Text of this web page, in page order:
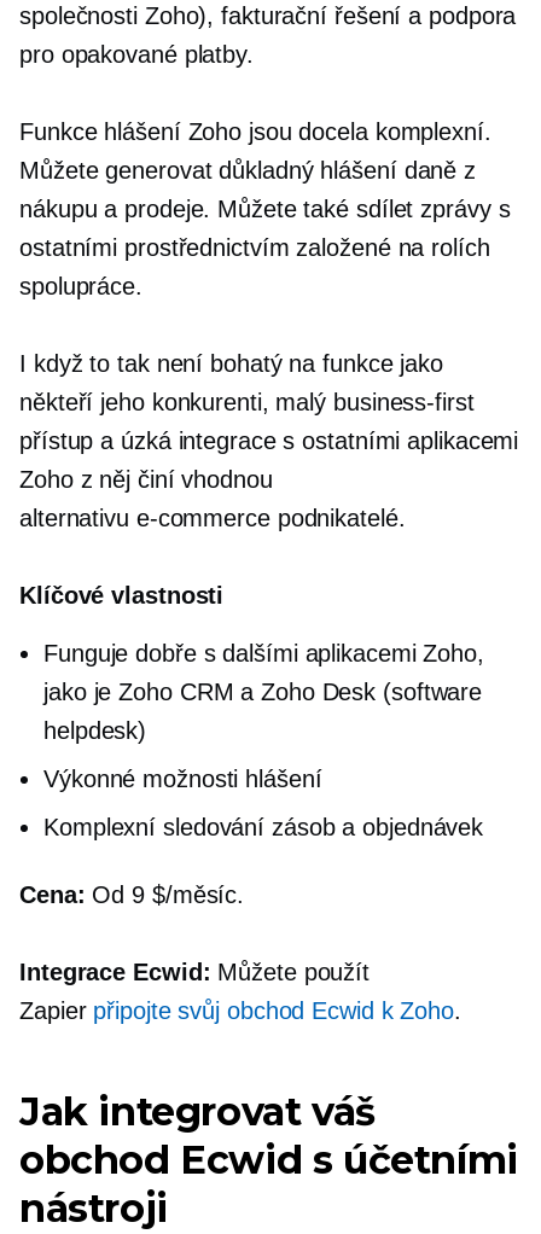
společnosti Zoho), fakturační řešení a podpora
pro opakované platby.
Funkce hlášení Zoho jsou docela komplexní.
Můžete generovatdůkladnýhlášení daně z
nákupu a prodeje. Můžete také sdílet zprávy s
ostatními prostřednictvím založené na rolích
spolupráce.
I když to tak není bohatý na funkcejako
někteří jeho konkurenti, malý business-first
přístup a úzká integrace s ostatními aplikacemi
Zoho z něj činí vhodnou
alternativu e-commercepodnikatelé.
Klíčové vlastnosti
Funguje dobře s dalšími aplikacemi Zoho,
jako je Zoho CRM a Zoho Desk (software
helpdesk)
Výkonné možnosti hlášení
Komplexní sledování zásob a objednávek
Cena: Od 9 $/měsíc.
Integrace Ecwid: Můžete použít
Zapier připojte svůj obchod Ecwid k Zoho.
Jak integrovat váš
obchod Ecwid s účetními
nástroji